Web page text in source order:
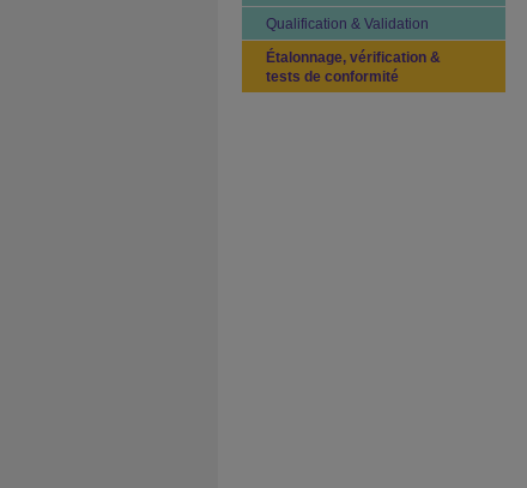
Qualification & Validation
Étalonnage, vérification &
tests de conformité